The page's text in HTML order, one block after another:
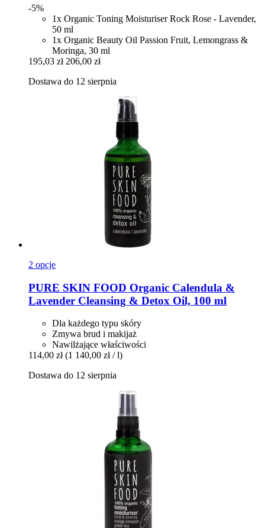
-5%
1x Organic Toning Moisturiser Rock Rose - Lavender,
50 ml
1x Organic Beauty Oil Passion Fruit, Lemongrass &
Moringa, 30 ml
195,03 zł 206,00 zł
Dostawa do 12 sierpnia
2 opcje
PURE SKIN FOOD Organic Calendula &
Lavender Cleansing & Detox Oil, 100 ml
Dla każdego typu skóry
Zmywa brud i makijaż
Nawilżające właściwości
114,00 zł (1 140,00 zł / l)
Dostawa do 12 sierpnia